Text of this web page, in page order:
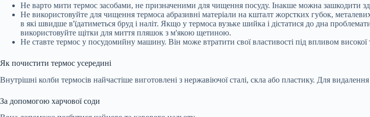
Не варто мити термос засобами, не призначеними для чищення посуду. Інакше можна зашкодити
Не використовуйте для чищення термоса абразивні матеріали на кшталт жорстких губок,
в які швидше в'їдатиметься бруд і наліт. Якщо у термоса вузьке шийка і дістатися до дна
використовуйте щітки для миття пляшок з м'якою щетиною.
Не ставте термос у посудомийну машину. Він може втратити свої властивості під впливом високої
Як почистити термос усередині
Внутрішні колби термосів найчастіше виготовлені з нержавіючої сталі, скла або пластику. Для видалення
За допомогою харчової соди